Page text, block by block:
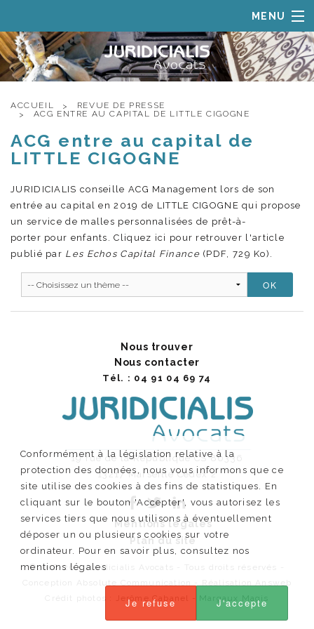
MENU
ACCUEIL
LE CABINET
EQUIPE
REVUE DE PRESSE
ACCUEIL
REVUE DE PRESSE
ACG ENTRE AU CAPITAL DE LITTLE CIGOGNE
ACG entre au capital de
LITTLE CIGOGNE
JURIDICIALIS conseille ACG Management lors de son
entrée au capital en 2019 de LITTLE CIGOGNE qui propose
un service de malles personnalisées de prêt-à-
porter pour enfants. Cliquez ici pour retrouver l'article
publié par L es Echos Capital Finance(PDF, 729 Ko) .
Nous trouver
Nous contacter
Tél. : 04 91 04 69 74
19 rue de la République CS 80336
13217 Marseille Cedex 2
Mentions légales
Plan du site
©2018-26 - Juridicialis Avocats - Tous droits réservés -
Jerôme Cabanel Margaux Magis
Conformément à la législation relative à la
protection des données, nous vous informons que ce
site utilise des cookies à des fins de statistiques. En
cliquant sur le bouton 'Accepter', vous autorisez les
services tiers que nous utilisons à éventuellement
déposer un ou plusieurs cookies sur votre
ordinateur. Pour en savoir plus, consultez nos
mentions légales
Je refuse J'accepte